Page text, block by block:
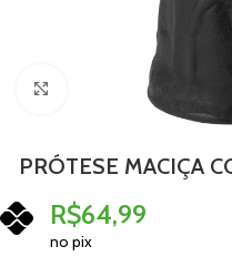
Clique para ampliar
PRÓTESE MACIÇA
R$64,99
no pix